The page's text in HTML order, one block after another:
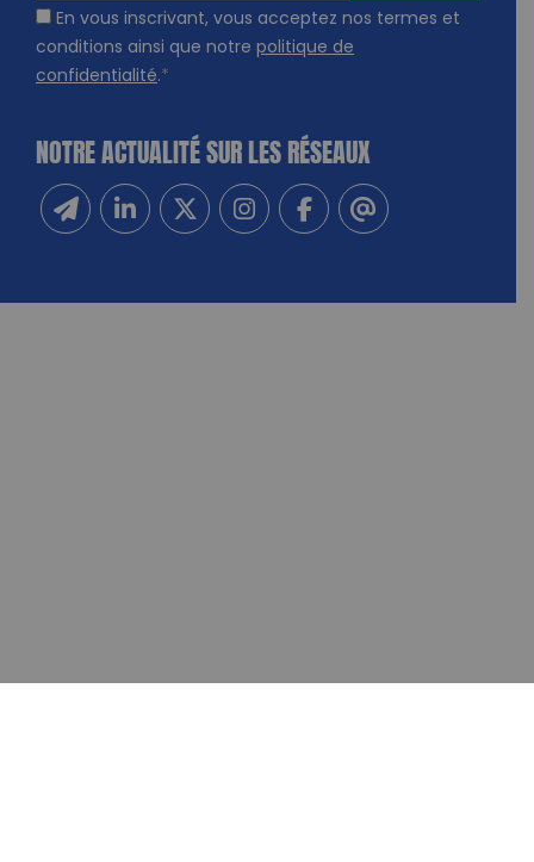
En vous inscrivant, vous acceptez nos termes et
conditions ainsi que notre politique de
confidentialité.*
NOTRE ACTUALITÉ SUR LES RÉSEAUX